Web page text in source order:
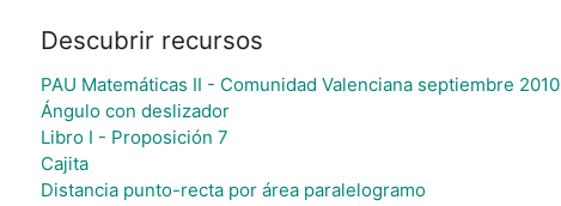
Descubrir recursos
PAU Matemáticas II - Comunidad Valenciana septiembre 2010
Ángulo con deslizador
Libro I - Proposición 7
Cajita
Distancia punto-recta por área paralelogramo